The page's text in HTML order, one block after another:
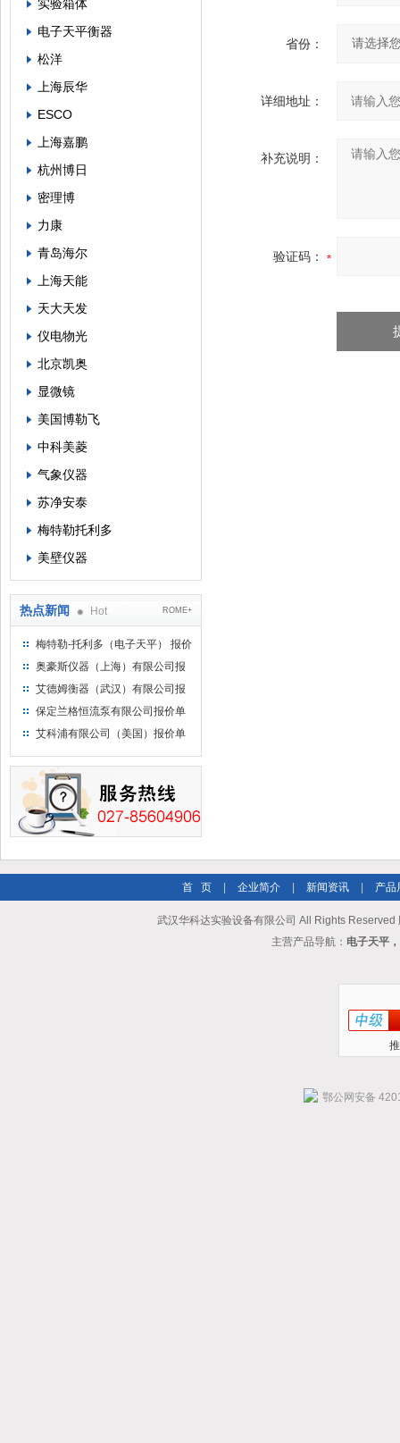
实验箱体
电子天平衡器
松洋
上海辰华
ESCO
上海嘉鹏
杭州博日
密理博
力康
青岛海尔
上海天能
天大天发
仪电物光
北京凯奥
显微镜
美国博勒飞
中科美菱
气象仪器
苏净安泰
梅特勒托利多
美壁仪器
热点新闻 Hot ROME+
梅特勒-托利多（电子天平） 报价
单
奥豪斯仪器（上海）有限公司报
价单
艾德姆衡器（武汉）有限公司报
价单
保定兰格恒流泵有限公司报价单
艾科浦有限公司（美国）报价单
省份：
详细地址：
补充说明：
验证码：
首 页 企业简介 新闻资讯 产品
武汉华科达实验设备有限公司 All Rights Reserved
主营产品导航： 电子天平
鄂公网安备